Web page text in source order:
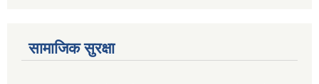
सामाजिक सुरक्षा